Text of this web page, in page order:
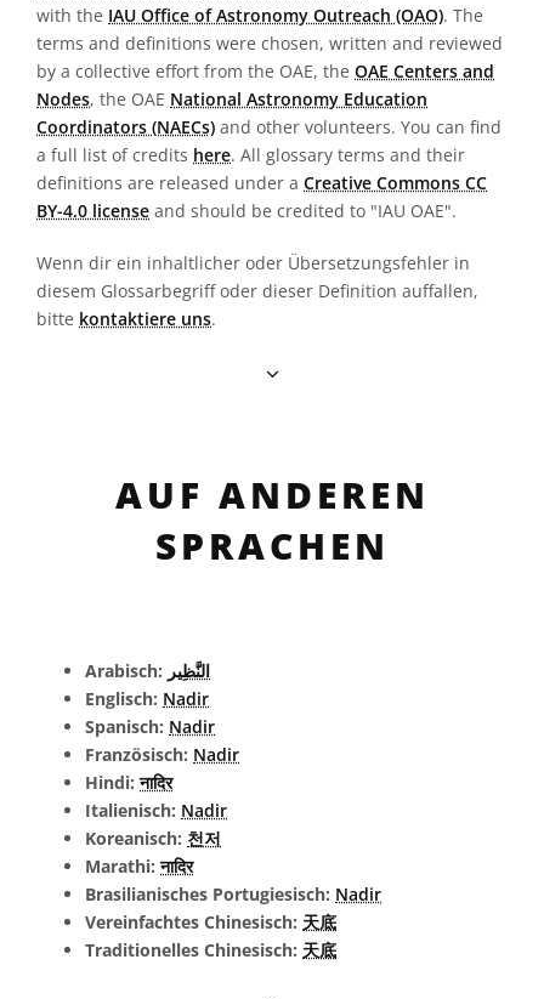
with the IAU Office of Astronomy Outreach (OAO). The
terms and definitions were chosen, written and reviewed
by a collective effort from the OAE, the OAE Centers and
Nodes, the OAE National Astronomy Education
Coordinators (NAECs) and other volunteers. You can find
a full list of credits here. All glossary terms and their
definitions are released under a Creative Commons CC
BY-4.0 license and should be credited to "IAU OAE".
Wenn dir ein inhaltlicher oder Übersetzungsfehler in
diesem Glossarbegriff oder dieser Definition auffallen,
bitte kontaktiere uns.
AUF ANDEREN
SPRACHEN
Arabisch: النَّظِير
Englisch: Nadir
Spanisch: Nadir
Französisch: Nadir
Hindi:नादिर
Italienisch: Nadir
Koreanisch: 천저
Marathi:नादिर
Brasilianisches Portugiesisch: Nadir
Vereinfachtes Chinesisch: 天底
Traditionelles Chinesisch: 天底